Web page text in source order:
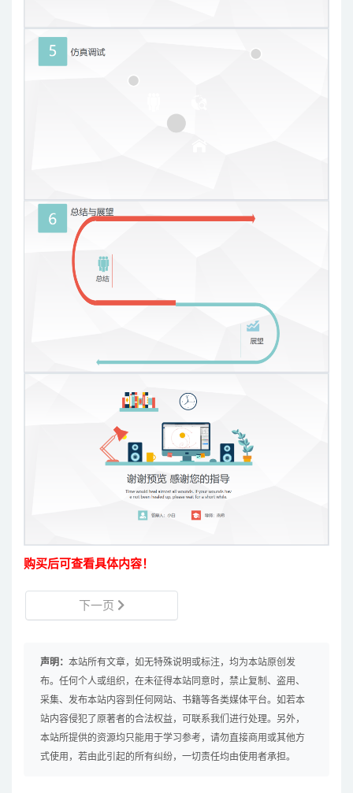
购买后可查看具体内容！
下一页
声明： 本站所有文章，如无特殊说明或标注，均为本站原创发
布。任何个人或组织，在未征得本站同意时，禁止复制、盗用、
采集、发布本站内容到任何网站、书籍等各类媒体平台。如若本
站内容侵犯了原著者的合法权益，可联系我们进行处理。另外，
本站所提供的资源均只能用于学习参考，请勿直接商用或其他方
式使用，若由此引起的所有纠纷，一切责任均由使用者承担。